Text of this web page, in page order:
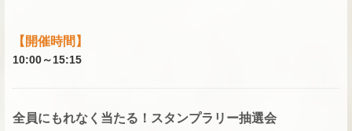
【開催時間】
10:00～15:15
全員にもれなく当たる！スタンプラリー抽選会